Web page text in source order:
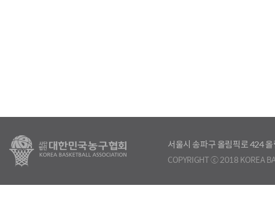
서울시 송파구 올림픽로 424
COPYRIGHT ⓒ 2018 KOREA